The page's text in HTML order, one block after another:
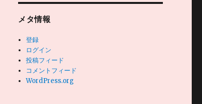
メタ情報
登録
ログイン
投稿フィード
コメントフィード
WordPress.org